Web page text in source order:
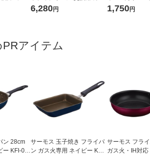
トリッジ 時短・高除去 2個
6,280円
クル（イチオシ
1,750円
アイテム
ン 28cm
ー KFI-02
サーモス 玉子焼き フライパ
ン ガス火専用 ネイビー KFI-
サーモス フラ
ガス火・IH対応